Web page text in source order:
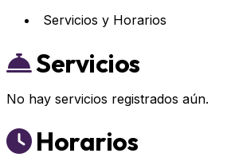
Servicios y Horarios
Servicios
No hay servicios registrados aún.
Horarios